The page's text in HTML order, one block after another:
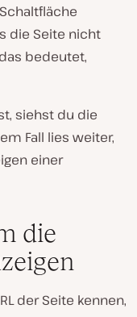
die Seite nicht
bedeutet,
siehst du die
Fall lies weiter,
einer
die
der Seite kennen,